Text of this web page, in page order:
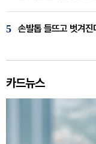
5 손발톱 들뜨고 벗겨
카드뉴스